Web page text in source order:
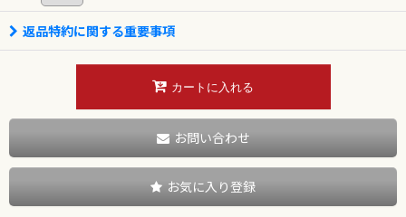
返品特約に関する重要事項
カートに入れる
お問い合わせ
お気に入り登録